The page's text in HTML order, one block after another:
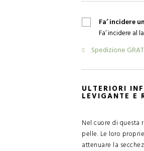
Fa’ incidere
Fa’ incidere al
Spedizione
ULTERIORI
LEVIGANTE E
Nel cuore di
pelle. Le loro
attenuare la